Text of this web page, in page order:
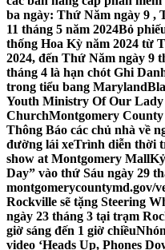
ba ngày: Thứ Năm ngày 9 ,
11 tháng 5 năm 2024Bỏ
thống Hoa Kỳ năm 2024 từ
2024, đến Thứ Năm ngày 9
tháng 4 là hạn chót Ghi
trong tiểu bang Maryland
Youth Ministry Of Our
ChurchMontgomery
Thông Báo các chủ nhà về
đường lái xeTrình diễn thời
show at Montgomery Mall
Day” vào thứ Sáu ngày 29
montgomerycountymd.gov/
Rockville sẽ tặng Steering
ngày 23 tháng 3 tại trạm
giờ sáng đến 1 giờ chiều
video ‘Heads Up, Phones